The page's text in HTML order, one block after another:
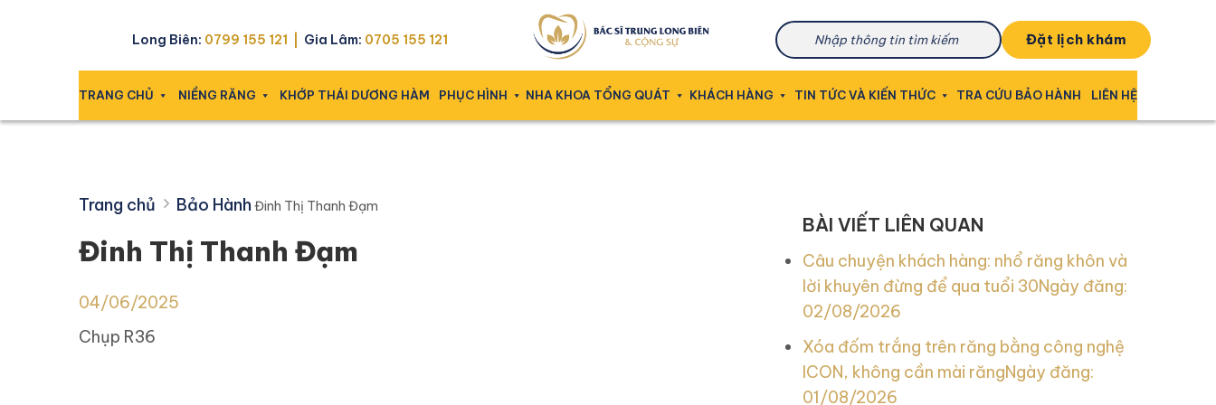
Đinh Thị Thanh Đạm
Long Biên: 0799 155 121 | Gia Lâm: 0705 155 121 đặt lịch khám
TRANG CHỦ NIỀNG RĂNG KHỚP THÁI DƯƠNG HÀM PHỤC HÌNH NHA KHOA TỔNG QUÁT KHÁCH HÀNG TIN TỨC VÀ KIẾN THỨC TRA CỨU BẢO HÀNH LIÊN HỆ
Trang chủ Bảo Hành Đinh Thị Thanh Đạm
Đinh Thị Thanh Đạm
04/06/2025
Chụp R36
BÀI VIẾT LIÊN QUAN
Câu chuyện khách hàng: nhổ răng khôn và
lời khuyên đừng để qua tuổi 30Ngày đăng:
02/08/2026
Xóa đốm trắng trên răng bằng công nghệ
ICON, không cần mài răngNgày đăng:
01/08/2026